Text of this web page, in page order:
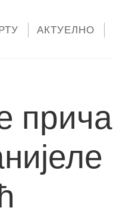
АКТУЕЛНО
прича